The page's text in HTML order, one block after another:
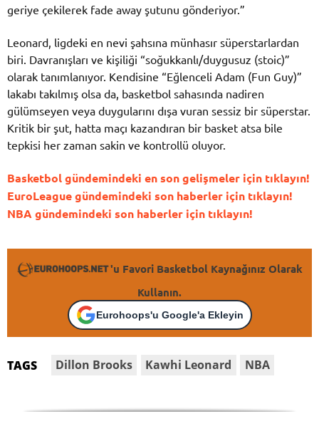
geriye çekilerek fade away şutunu gönderiyor.”
Leonard, ligdeki en nevi şahsına münhasır süperstarlardan
biri. Davranışları ve kişiliği “soğukkanlı/duygusuz (stoic)”
olarak tanımlanıyor. Kendisine “Eğlenceli Adam (Fun Guy)”
lakabı takılmış olsa da, basketbol sahasında nadiren
gülümseyen veya duygularını dışa vuran sessiz bir süperstar.
Kritik bir şut, hatta maçı kazandıran bir basket atsa bile
tepkisi her zaman sakin ve kontrollü oluyor.
Basketbol gündemindeki en son gelişmeler için tıklayın!
EuroLeague gündemindeki son haberler için tıklayın!
NBA gündemindeki son haberler için tıklayın!
'u Favori Basketbol Kaynağınız Olarak
Kullanın.
Eurohoops'u Google'a Ekleyin
TAGS Dillon Brooks Kawhi Leonard NBA